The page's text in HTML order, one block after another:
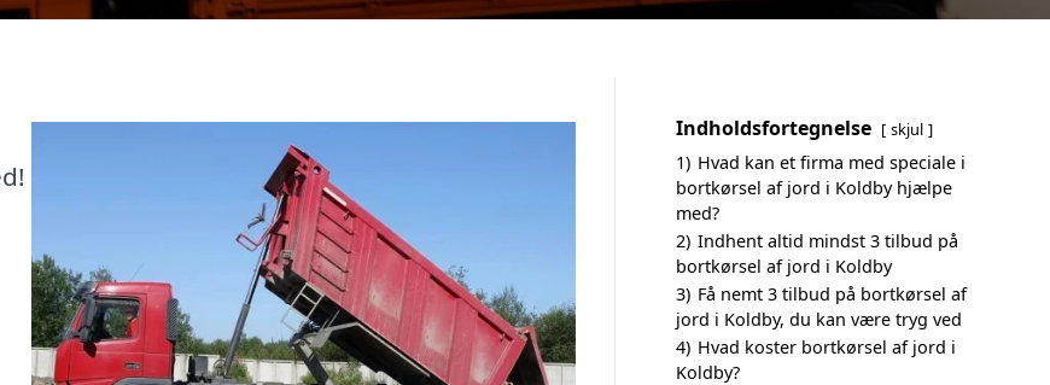
Indholdsfortegnelse skjul
1) Hvad kan et firma med speciale i
bortkørsel af jord i Koldby hjælpe
med?
2) Indhent altid mindst 3 tilbud på
bortkørsel af jord i Koldby
3) Få nemt 3 tilbud på bortkørsel af
jord i Koldby, du kan være tryg ved
4) Hvad koster bortkørsel af jord i
Koldby?